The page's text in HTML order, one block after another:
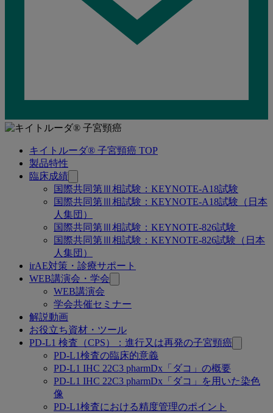
キイトルーダ® 子宮頸癌 TOP
製品特性
臨床成績
国際共同第Ⅲ相試験：KEYNOTE-A18試験​
国際共同第Ⅲ相試験：KEYNOTE-A18試験（日本
人集団）
国際共同第Ⅲ相試験：KEYNOTE-826試験 ​
国際共同第Ⅲ相試験：KEYNOTE-826試験（日本
人集団）
irAE対策・診療サポート
WEB講演会・学会
WEB講演会
学会共催セミナー
解説動画
お役立ち資材・ツール
PD-L1 検査（CPS）：進行又は再発の子宮頸癌
PD-L1検査の臨床的意義
PD-L1 IHC 22C3 pharmDx「ダコ」の概要
PD-L1 IHC 22C3 pharmDx「ダコ」を用いた染色
像
PD-L1検査における精度管理のポイント